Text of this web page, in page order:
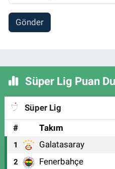
Gönder
Süper Lig Puan
Süper Lig
#
Takım
1 Galatasaray
2 Fenerbahçe